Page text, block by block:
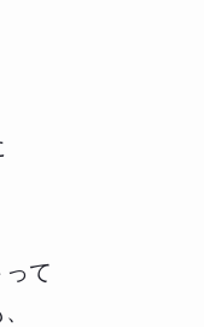
て